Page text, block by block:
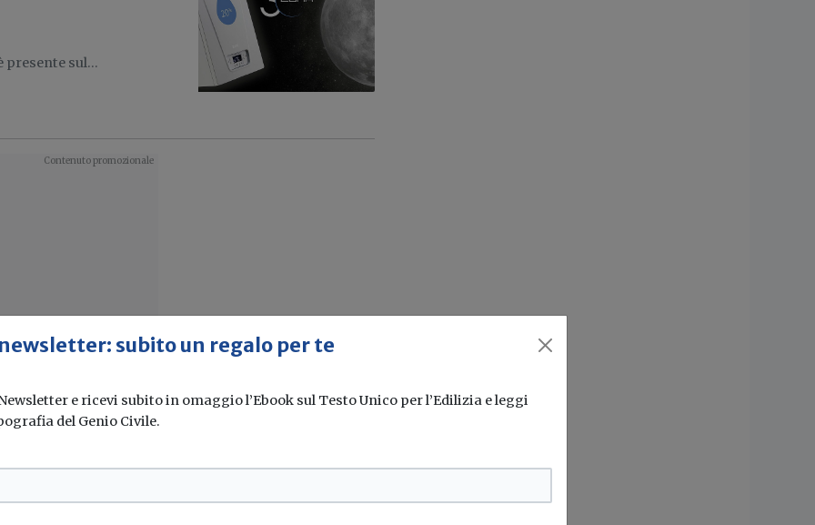
presente sul...
G.I. Holding
subito un regalo per te
e ricevi subito in omaggio l’Ebook sul Testo Unico per l’Edilizia e leggi
del Genio Civile.